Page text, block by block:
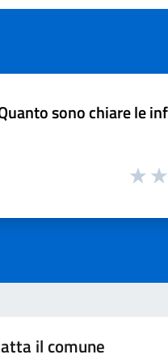
sono chiare le
il comune